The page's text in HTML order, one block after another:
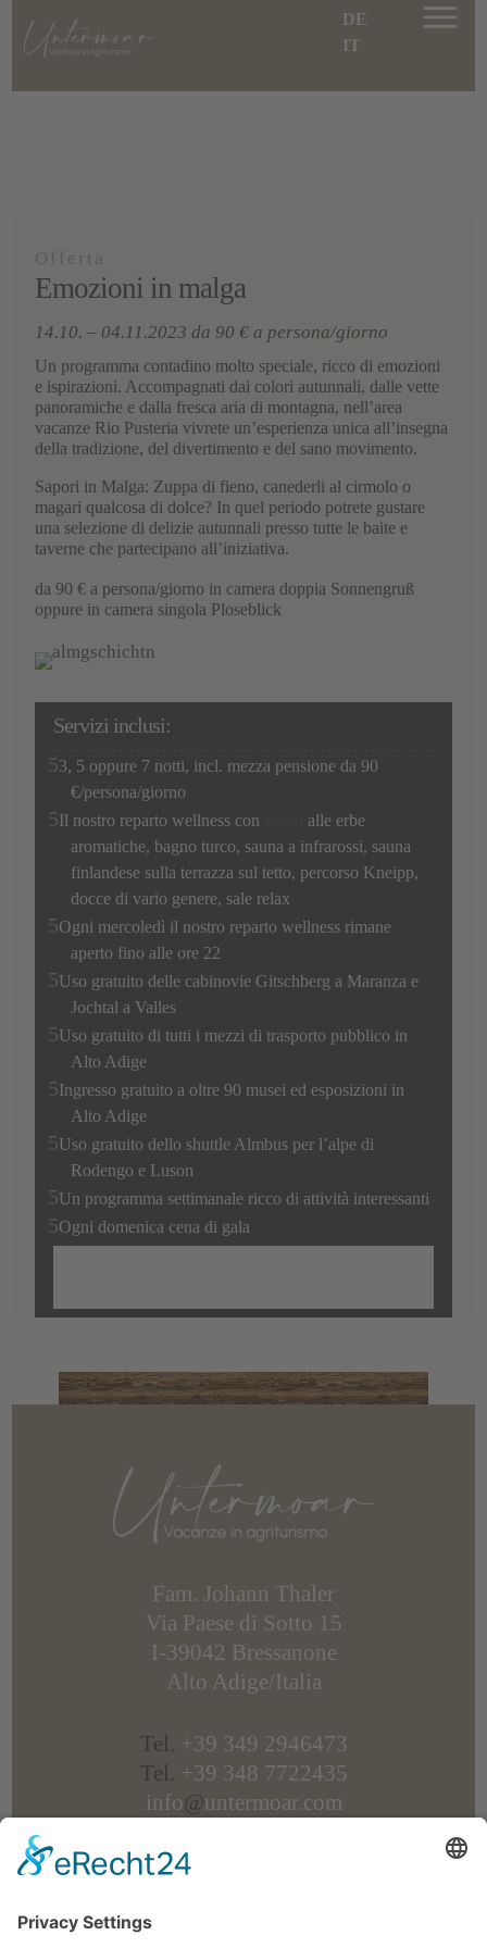
DE
IT
Offerta
Emozioni in malga
14.10. – 04.11.2023 da 90 € a persona/giorno
Un programma contadino molto speciale, ricco di emozioni
e ispirazioni. Accompagnati dai colori autunnali, dalle vette
panoramiche e dalla fresca aria di montagna, nell’area
vacanze Rio Pusteria vivrete un’esperienza unica all’insegna
della tradizione, del divertimento e del sano movimento.
Sapori in Malga: Zuppa di fieno, canederli al cirmolo o
magari qualcosa di dolce? In quel periodo potrete gustare
una selezione di delizie autunnali presso tutte le baite e
taverne che partecipano all’iniziativa.
da 90 € a persona/giorno in camera doppia Sonnengruß
oppure in camera singola Ploseblick
Servizi inclusi:
3, 5 oppure 7 notti, incl. mezza pensione da 90
€/persona/giorno
Il nostro reparto wellness con
alle erbe
aromatiche, bagno turco, sauna a infrarossi, sauna
finlandese sulla terrazza sul tetto, percorso Kneipp,
docce di vario genere, sale relax
Ogni mercoledì il nostro reparto wellness rimane
aperto fino alle ore 22
Uso gratuito delle cabinovie Gitschberg a Maranza e
Jochtal a Valles
Uso gratuito di tutti i mezzi di trasporto pubblico in
Alto Adige
Ingresso gratuito a oltre 90 musei ed esposizioni in
Alto Adige
Uso gratuito dello shuttle Almbus per l’alpe di
Rodengo e Luson
Un programma settimanale ricco di attività interessanti
Ogni domenica cena di gala
Fam. Johann Thaler
Via Paese di Sotto 15
I-39042 Bressanone
Alto Adige/Italia
Tel. +39 349 2946473
Tel. +39 348 7722435
info@untermoar.com
P.IVA IT 01639940210
CIN: IT021011B5K65UMXBM